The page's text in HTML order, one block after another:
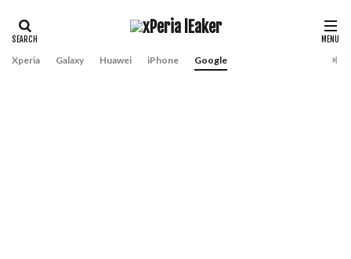
Xperia Galaxy Huawei iPhone Google